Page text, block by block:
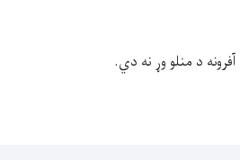
د منلو وړ نه دي.